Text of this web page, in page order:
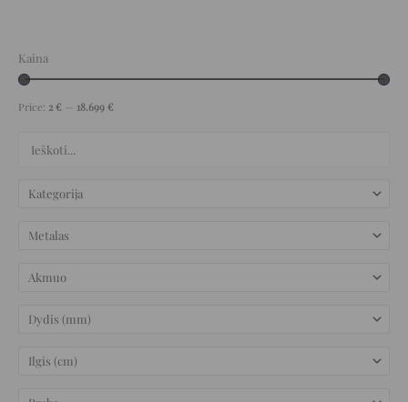
Kaina
Price: 2 € 18.699 €